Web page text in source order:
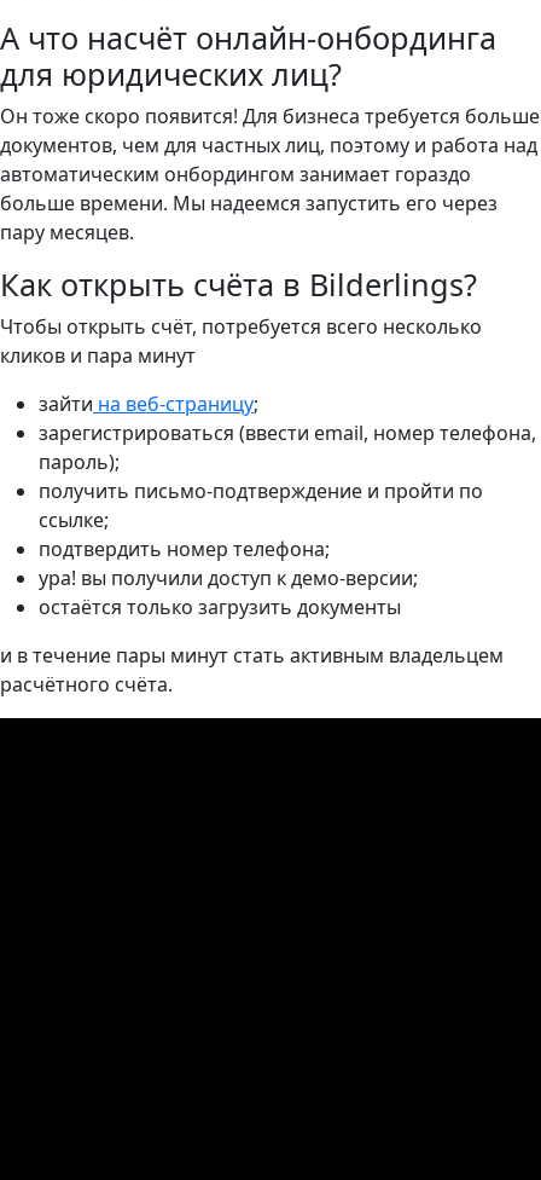
А что насчёт онлайн-онбординга
для юридических лиц?
Он тоже скоро появится! Для бизнеса требуется больше
документов, чем для частных лиц, поэтому и работа над
автоматическим онбордингом занимает гораздо
больше времени. Мы надеемся запустить его через
пару месяцев.
Как открыть счёта в Bilderlings?
Чтобы открыть счёт, потребуется всего несколько
кликов и пара минут
зайти на веб-страницу;
зарегистрироваться (ввести email, номер телефона,
пароль);
получить письмо-подтверждение и пройти по
ссылке;
подтвердить номер телефона;
ура! вы получили доступ к демо-версии;
остаётся только загрузить документы
и в течение пары минут стать активным владельцем
расчётного счёта.